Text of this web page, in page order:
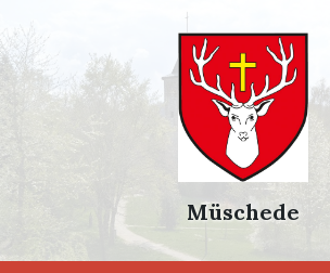
to
content
to
main
navigation
to
footer
Müschede